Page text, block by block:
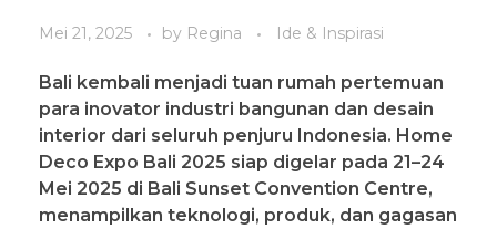
Mei 21, 2025 by Regina Ide & Inspirasi
Bali kembali menjadi tuan rumah pertemuan
para inovator industri bangunan dan desain
interior dari seluruh penjuru Indonesia. Home
Deco Expo Bali 2025 siap digelar pada 21–24
Mei 2025 di Bali Sunset Convention Centre,
menampilkan teknologi, produk, dan gagasan